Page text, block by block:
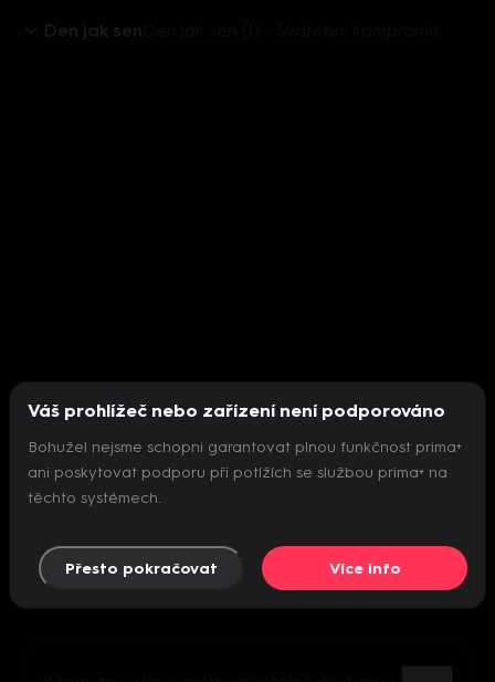
Den jak sen
Nepodařilo se inicializovat přehrávač
Váš prohlížeč nebo zařízení není podporováno
Bohužel nejsme schopni garantovat plnou funkčnost prima+
ani poskytovat podporu při potížích se službou prima+ na
těchto systémech.
Přesto pokračovat Více info